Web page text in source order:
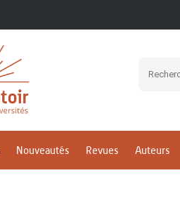
Nouveautés Revues Auteurs